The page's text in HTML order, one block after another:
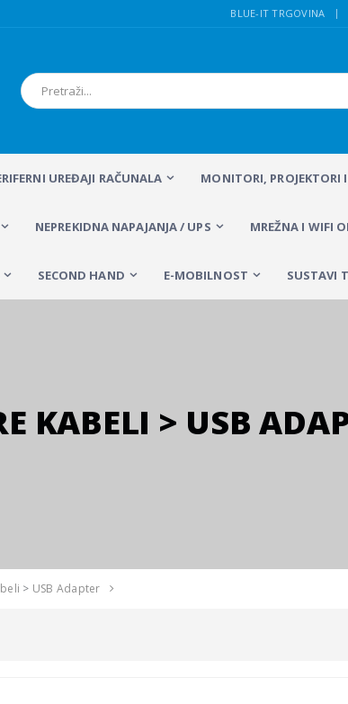
BLUE-IT TRGOVINA
UREĐAJI RAČUNALA MONITORI, PROJEKTORI I
NEPREKIDNA NAPAJANJA / UPS MREŽNA I WIFI
SECOND HAND E-MOBILNOST SUSTAVI
KABELI > USB
> USB Adapter